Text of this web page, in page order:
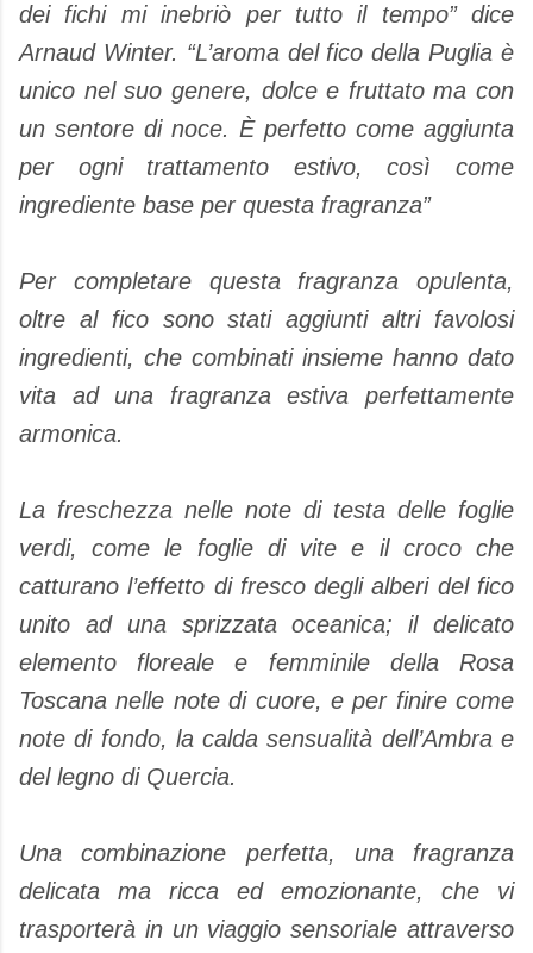
dei fichi mi inebriò per tutto il tempo” dice
Arnaud Winter. “L’aroma del fico della Puglia è
unico nel suo genere, dolce e fruttato ma con
un sentore di noce. È perfetto come aggiunta
per ogni trattamento estivo, così come
ingrediente base per questa fragranza”
Per completare questa fragranza opulenta,
oltre al fico sono stati aggiunti altri favolosi
ingredienti, che combinati insieme hanno dato
vita ad una fragranza estiva perfettamente
armonica.
La freschezza nelle note di testa delle foglie
verdi, come le foglie di vite e il croco che
catturano l’effetto di fresco degli alberi del fico
unito ad una sprizzata oceanica; il delicato
elemento floreale e femminile della Rosa
Toscana nelle note di cuore, e per finire come
note di fondo, la calda sensualità dell’Ambra e
del legno di Quercia.
Una combinazione perfetta, una fragranza
delicata ma ricca ed emozionante, che vi
trasporterà in un viaggio sensoriale attraverso